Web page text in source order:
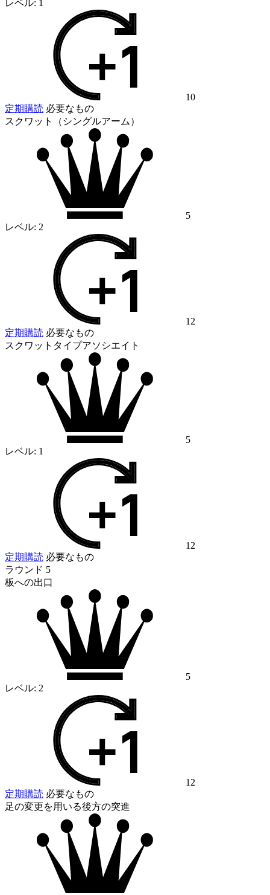
レベル: 1
10
定期購読 必要なもの
スクワット（シングルアーム）
5
レベル: 2
12
定期購読 必要なもの
スクワットタイプアソシエイト
5
レベル: 1
12
定期購読 必要なもの
ラウンド 5
板への出口
5
レベル: 2
12
定期購読 必要なもの
足の変更を用いる後方の突進